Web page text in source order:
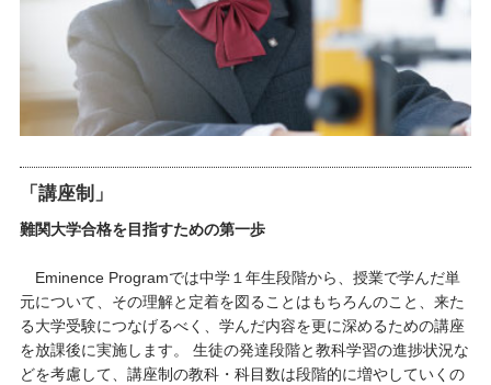
「講座制」
難関大学合格を目指すための第一歩
Eminence Programでは中学１年生段階から、授業で学んだ単
元について、その理解と定着を図ることはもちろんのこと、来た
る大学受験につなげるべく、学んだ内容を更に深めるための講座
を放課後に実施します。 生徒の発達段階と教科学習の進捗状況な
どを考慮して、講座制の教科・科目数は段階的に増やしていくの